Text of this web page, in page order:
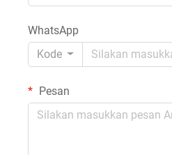
WhatsApp
Kode
Pesan